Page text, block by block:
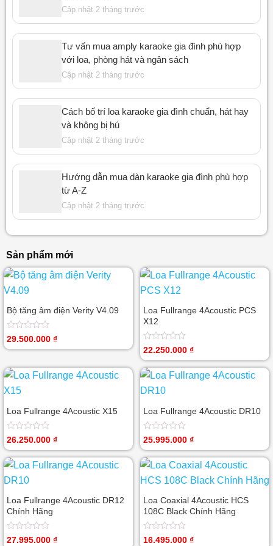
Cập nhật 2 tháng trước
Tư vấn mua amply karaoke gia đình phù hợp
với loa, phòng hát và ngân sách
Cập nhật 2 tháng trước
Cách bố trí loa karaoke gia đình chuẩn, hát hay
và không bị hú
Cập nhật 2 tháng trước
Hướng dẫn mua dàn karaoke gia đình phù hợp
từ A-Z
Cập nhật 2 tháng trước
Sản phẩm mới
Bộ tăng âm điện Verity V4.09
Được
5
sao
29.500.000 ₫
Loa Fullrange 4Acoustic PCS
X12
Được
hạng
0
sao
22.250.000 ₫
Loa Fullrange 4Acoustic X15
Được
hạng
0
sao
26.250.000 ₫
Loa Fullrange 4Acoustic DR10
Được
hạng
0
sao
25.995.000 ₫
Loa Fullrange 4Acoustic DR12
Chính Hãng
Được
27.995.000 ₫
Loa Coaxial 4Acoustic HCS
108C Black Chính Hãng
Được
16.495.000 ₫